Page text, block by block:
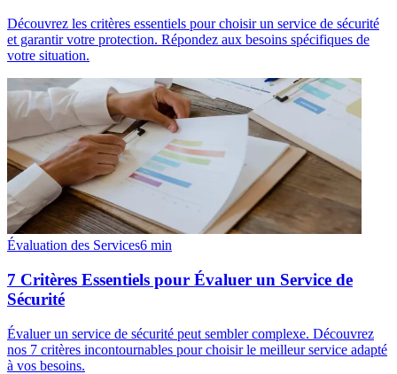
Découvrez les critères essentiels pour choisir un service de sécurité
et garantir votre protection. Répondez aux besoins spécifiques de
votre situation.
Évaluation des Services6 min
7 Critères Essentiels pour Évaluer un Service de
Sécurité
Évaluer un service de sécurité peut sembler complexe. Découvrez
nos 7 critères incontournables pour choisir le meilleur service adapté
à vos besoins.